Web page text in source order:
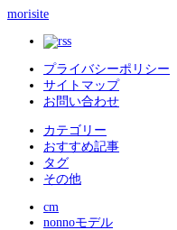
morisite
プライバシーポリシー
サイトマップ
お問い合わせ
カテゴリー
おすすめ記事
タグ
その他
cm
nonnoモデル